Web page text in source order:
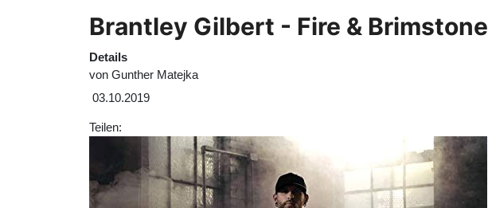
Brantley Gilbert - Fire & Brimstone
Details
von Gunther Matejka
03.10.2019
Teilen: